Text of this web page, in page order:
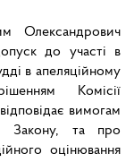
Олександрович
до участі в
в апеляційному
Комісії
вимогам
Закону, та про
оцінювання